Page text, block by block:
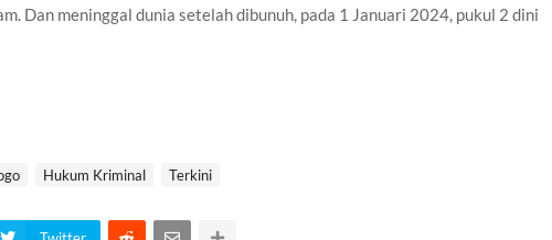
Dan meninggal dunia setelah dibunuh, pada 1 Januari 2024, pukul 2 dini
Hukum Kriminal Terkini